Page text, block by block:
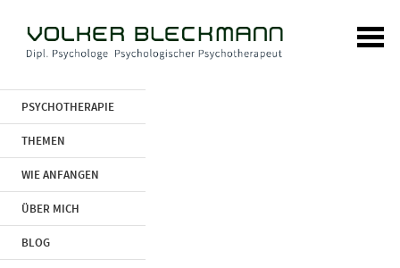
PSYCHOTHERAPIE
THEMEN
WIE ANFANGEN
ÜBER MICH
BLOG